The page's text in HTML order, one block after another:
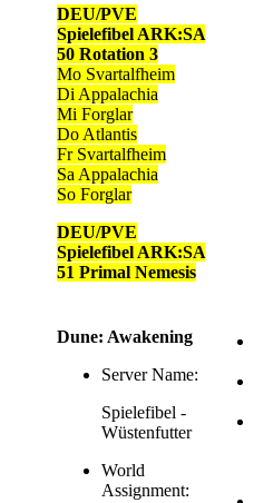
DEU/PVE
Spielefibel ARK:SA
50 Rotation 3
Mo Svartalfheim
Di Appalachia
Mi Forglar
Do Atlantis
Fr Svartalfheim
Sa Appalachia
So Forglar
DEU/PVE
Spielefibel ARK:SA
51 Primal Nemesis
Dune: Awakening
Server Name:
Spielefibel -
Wüstenfutter
World
Assignment: